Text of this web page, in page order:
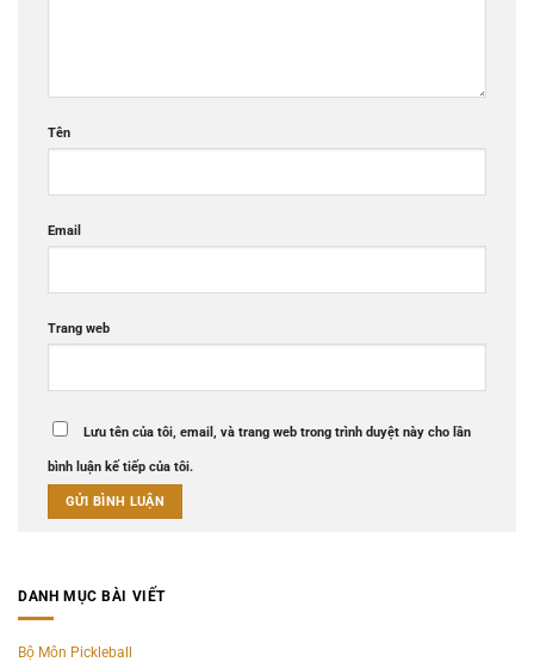
Tên
Email
Trang web
Lưu tên của tôi, email, và trang web trong trình duyệt này cho lần
bình luận kế tiếp của tôi.
DANH MỤC BÀI VIẾT
Bộ Môn Pickleball